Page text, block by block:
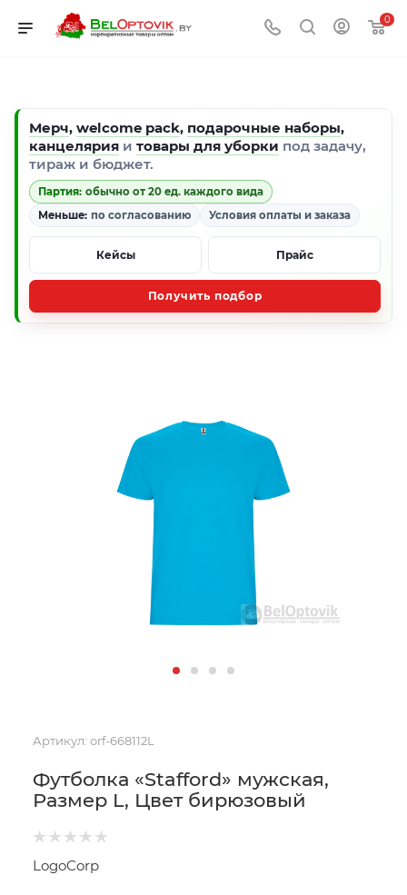
0
Мерч, welcome pack, подарочные наборы,
канцелярия и товары для уборки под задачу,
тираж и бюджет.
Партия: обычно от 20 ед. каждого вида
Меньше: по согласованию Условия оплаты и заказа
Кейсы Прайс
Получить подбор
Артикул: orf-668112L
Футболка «Stafford» мужская,
Размер L, Цвет бирюзовый
LogoCorp